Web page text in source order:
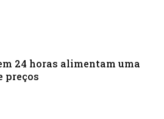
24 horas alimentam uma
preços